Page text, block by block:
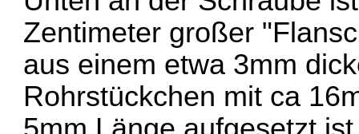
Zentimeter großer
aus einem etwa 3mm
Rohrstückchen mit ca